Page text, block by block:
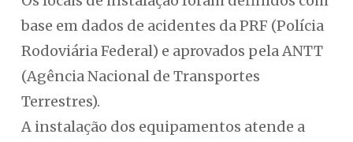
base em dados de acidentes da PRF (Polícia
Rodoviária Federal) e aprovados pela ANTT
(Agência Nacional de Transportes
Terrestres).
A instalação dos equipamentos atende a